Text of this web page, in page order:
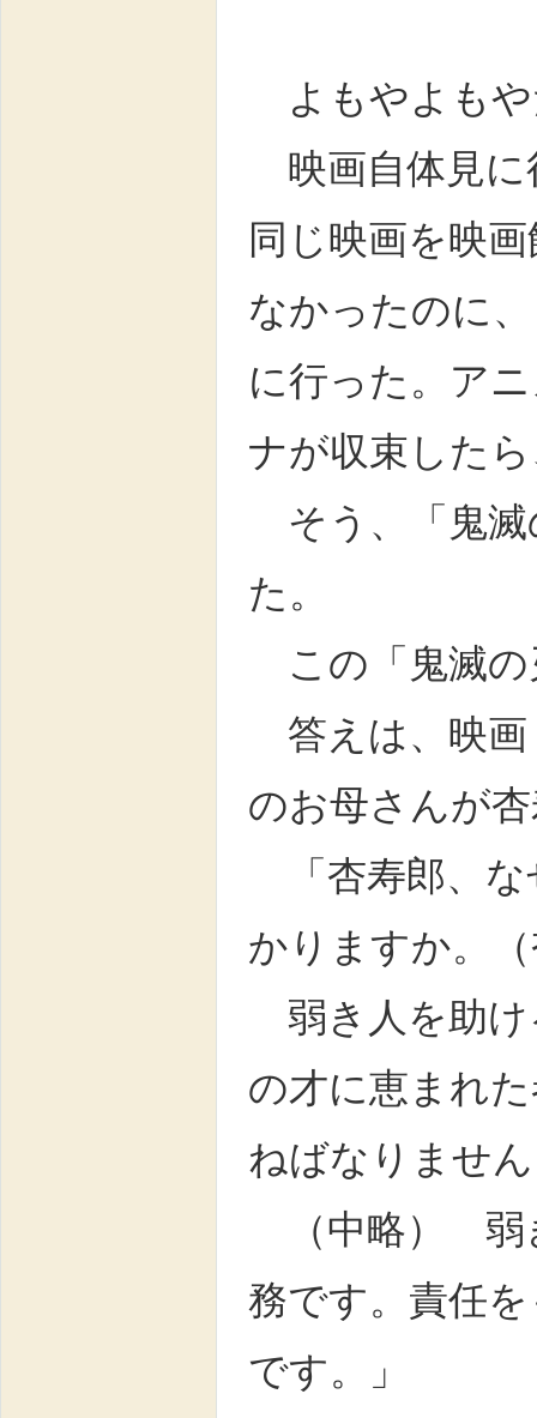
よもやよもや
映画自体見に
同じ映画を映
なかったのに
に行った。ア
ナが収束した
そう、「鬼滅
た。
この「鬼滅の
答えは、映画
のお母さんが
「杏寿郎、な
かりますか。
弱き人を助け
の才に恵まれ
ねばなりませ
（中略） 弱
務です。責任
です。」